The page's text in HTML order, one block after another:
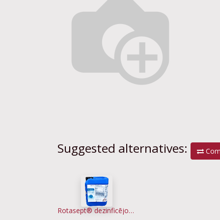
Suggested alternatives:
Rotasept® dezinficējošs šķīdums rotējošiem instrumentiem, 5L